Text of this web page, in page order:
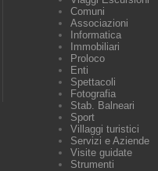
Comuni
Associazioni
Informatica
Immobiliari
Proloco
Enti
Spettacoli
Fotografia
Stab. Balneari
Sport
Villaggi turistici
Servizi e Aziende
Visite guidate
Strumenti